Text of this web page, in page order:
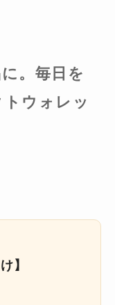
。毎日を
ウォレッ
】